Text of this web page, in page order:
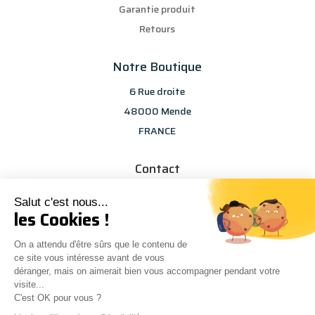
Salut c'est nous...
les Cookies !
On a attendu d'être sûrs que le contenu de
ce site vous intéresse avant de vous
déranger, mais on aimerait bien vous accompagner pendant votre
visite...
C'est OK pour vous ?
Garantie produit
Retours
Notre Boutique
6 Rue droite
48000 Mende
FRANCE
Contact
info@les-selections-sandp.fr
Conception